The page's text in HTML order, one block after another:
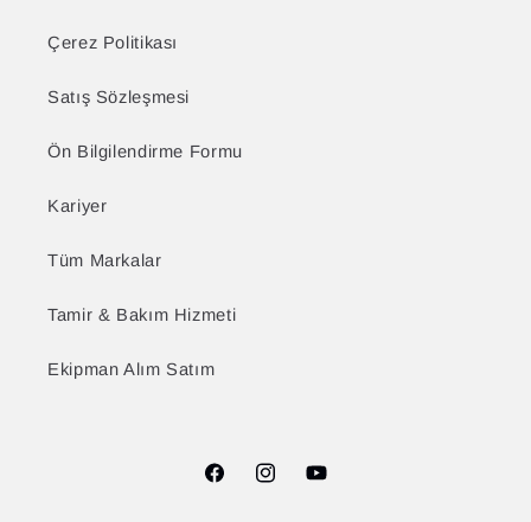
Çerez Politikası
Satış Sözleşmesi
Ön Bilgilendirme Formu
Kariyer
Tüm Markalar
Tamir & Bakım Hizmeti
Ekipman Alım Satım
FacebookInstagramYouTube